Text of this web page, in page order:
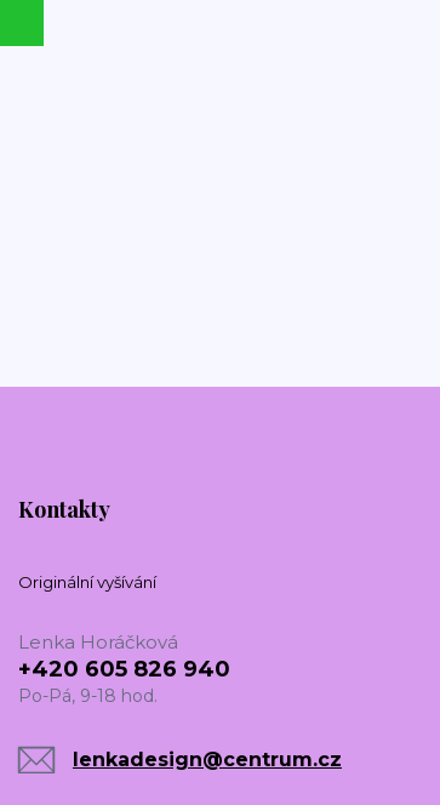
Kontakty
Originální vyšívání
Lenka Horáčková
+420 605 826 940
Po-Pá, 9-18 hod.
lenkadesign@centrum.cz